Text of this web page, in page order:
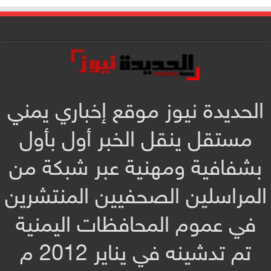
الحديدة نيوز موقع إخباري يمني
مستقل ينقل الخبر أول بأول
بشفافية ومهنية عبر شبكة من
المراسلين الصحفيين المنتشرين
في عموم المحافظات اليمنية
تم تدشينه في يناير 2012 م